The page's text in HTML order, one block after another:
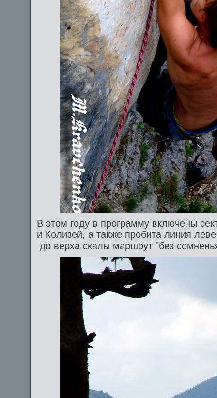
В этом году в программу включены
и Колизей, а также пробита линия
до верха скалы маршрут "без